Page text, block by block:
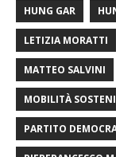
HUNG GAR
LETIZIA MORATTI
MATTEO SALVINI
MOBILITÀ
PARTITO